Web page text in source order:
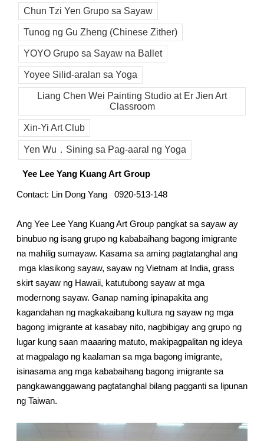
Chun Tzi Yen Grupo sa Sayaw
Tunog ng Gu Zheng (Chinese Zither)
YOYO Grupo sa Sayaw na Ballet
Yoyee Silid-aralan sa Yoga
Liang Chen Wei Painting Studio at Er Jien Art
Classroom
Xin-Yi Art Club
Yen Wu．Sining sa Pag-aaral ng Yoga
Yee Lee Yang Kuang Art Group
Contact: Lin Dong Yang 0920-513-148
Ang Yee Lee Yang Kuang Art Group pangkat sa sayaw ay
binubuo ng isang grupo ng kababaihang bagong imigrante
na mahilig sumayaw. Kasama sa aming pagtatanghal ang
mga klasikong sayaw, sayaw ng Vietnam at India, grass
skirt sayaw ng Hawaii, katutubong sayaw at mga
modernong sayaw. Ganap naming ipinapakita ang
kagandahan ng magkakaibang kultura ng sayaw ng mga
bagong imigrante at kasabay nito, nagbibigay ang grupo ng
lugar kung saan maaaring matuto, makipagpalitan ng ideya
at magpalago ng kaalaman sa mga bagong imigrante,
isinasama ang mga kababaihang bagong imigrante sa
pangkawanggawang pagtatanghal bilang pagganti sa lipunan
ng Taiwan.